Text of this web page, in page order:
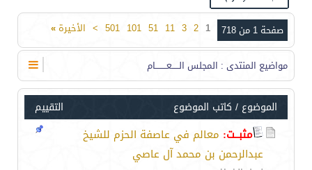
صفحة 1 من 718 1
2
3
11
51
101
501
> الأخيرة»
مواضيع المنتدى : المجلس الـــــعــــــــام
التقييم الموضوع / كاتب الموضوع
مثبــت: معالم في عاصفة الحزم للشيخ
عبدالرحمن بن محمد آل عاصي